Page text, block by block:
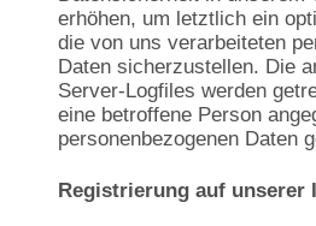
erhöhen, um letztlich ein
die von uns verarbeiteten
Daten sicherzustellen. Die
Server-Logfiles werden
eine betroffene Person
personenbezogenen Daten
Registrierung auf unserer